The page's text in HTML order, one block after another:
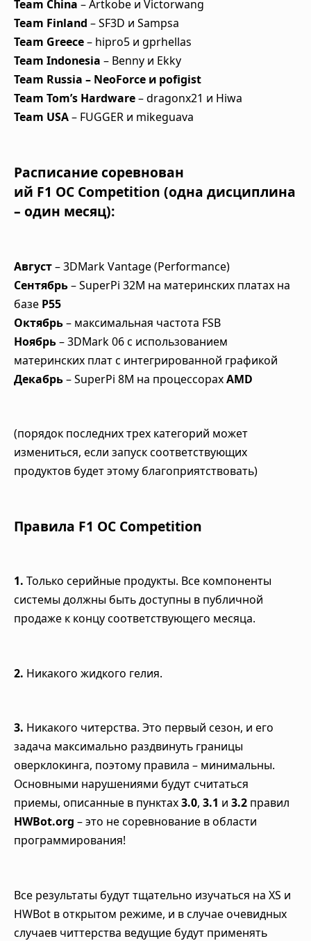
Team China – Artkobe и Victorwang
Team Finland – SF3D и Sampsa
Team Greece– hipro5 и gprhellas
Team Indonesia – Benny и Ekky
Team Russia – NeoForce и pofigist
Team Tom’s Hardware– dragonx21 и Hiwa
Team USA– FUGGER и mikeguava
Расписание соревнован
ий F1 OC Competition (одна дисциплина
– один месяц):
Август– 3DMark Vantage (Performance)
Сентябрь– SuperPi 32M на материнских платах на
базе P55
Октябрь– максимальная частота FSB
Ноябрь– 3DMark 06 с использованием
материнских плат с интегрированной графикой
Декабрь– SuperPi 8M на процессорахAMD
(порядок последних трех категорий может
измениться, если запуск соответствующих
продуктов будет этому благоприятствовать)
Правила F1 OC Competition
1. Только серийные продукты. Все компоненты
системы должны быть доступны в публичной
продаже к концу соответствующего месяца.
2. Никакого жидкого гелия.
3. Никакого читерства. Это первый сезон, и его
задача максимально раздвинуть границы
оверклокинга, поэтому правила – минимальны.
Основными нарушениями будут считаться
приемы, описанные в пунктах3.0, 3.1 и 3.2 правил
HWBot.org – это не соревнование в области
программирования!
Все результаты будут тщательно изучаться на XS и
HWBot в открытом режиме, и в случае очевидных
случаев читтерства ведущие будут применять